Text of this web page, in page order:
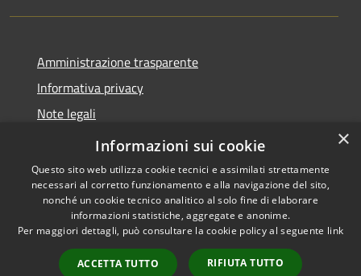
Amministrazione trasparente
Informativa privacy
Note legali
Dichiarazione di accessibilità
Accessibilità
Copyright © 2026 • Comune di
Rivello • Powered by
Municipium•
Accesso
×
Informazioni sui cookie
Questo sito web utilizza cookie tecnici e assimilati strettamente
necessari al corretto funzionamento e alla navigazione del sito,
nonché un cookie tecnico analitico al solo fine di elaborare
informazioni statistiche, aggregate e anonime.
Per maggiori dettagli, può consultare la cookie policy al seguente link
ACCETTA TUTTO RIFIUTA TUTTO